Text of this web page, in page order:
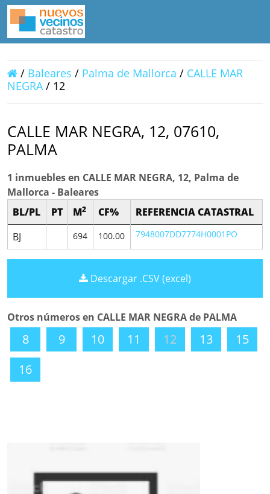
/ Baleares / Palma de Mallorca / CALLE MAR
NEGRA/ 12
CALLE MAR NEGRA, 12, 07610,
PALMA
1 inmuebles en CALLE MAR NEGRA, 12, Palma de
Mallorca - Baleares
BL/PL
PT M2 CF%
REFERENCIA CATASTRAL
BJ
694 100.00 7948007DD7774H0001PO
Descargar .CSV (excel)
Otros números en CALLE MAR NEGRA de PALMA
8 9 10 11 12 13
15
16